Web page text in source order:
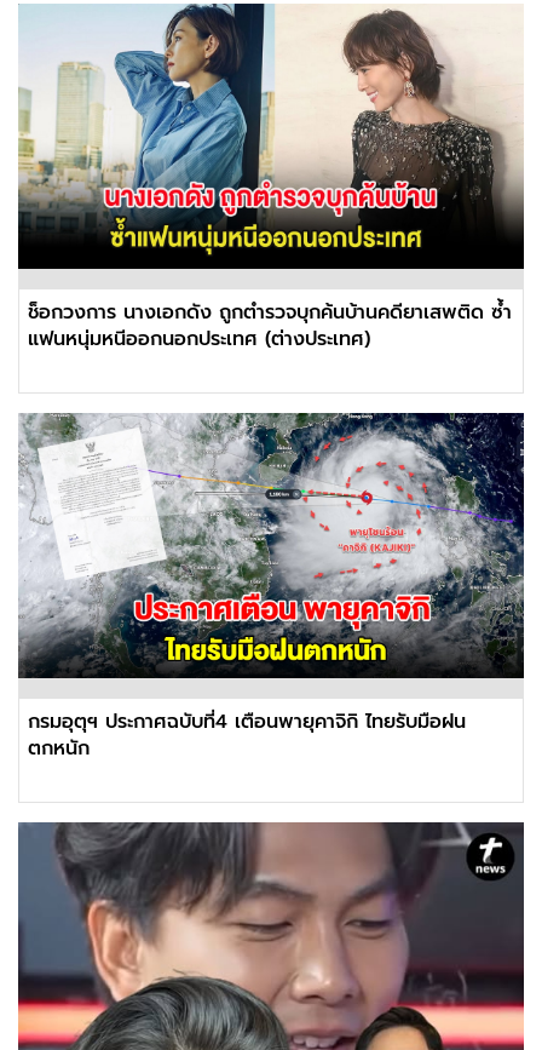
ช็อกวงการ นางเอกดัง ถูกตำรวจบุกค้นบ้านคดียาเสพติด ซ้ำ
แฟนหนุ่มหนีออกนอกประเทศ (ต่างประเทศ)
กรมอุตุฯ ประกาศฉบับที่4 เตือนพายุคาจิกิ ไทยรับมือฝน
ตกหนัก